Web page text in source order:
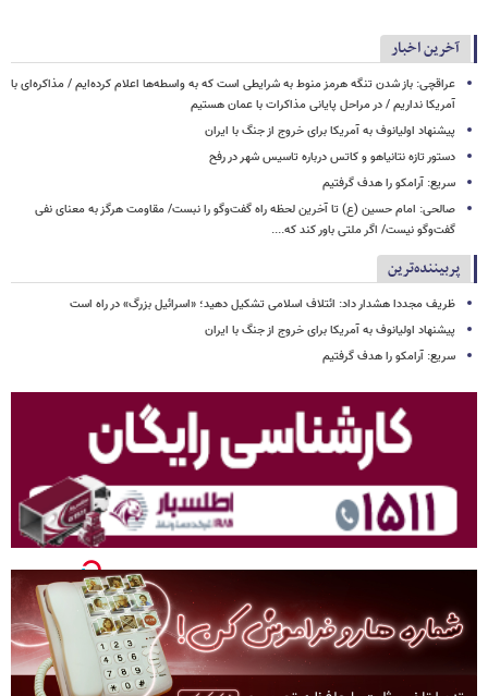
آخرین اخبار
عراقچی: باز شدن تنگه هرمز منوط به شرایطی است که به واسطه‌ها اعلام کرده‌ایم / مذاکره‌ای با
آمریکا نداریم / در مراحل پایانی مذاکرات با عمان هستیم
پیشنهاد اولیانوف به آمریکا برای خروج از جنگ با ایران
دستور تازه نتانیاهو و کاتس درباره تاسیس شهر در رفح
سریع: آرامکو را هدف گرفتیم
صالحی: امام حسین (ع) تا آخرین لحظه راه گفت‌وگو را نبست/ مقاومت هرگز به معنای نفی
گفت‌وگو نیست/ اگر ملتی باور کند که....
پربیننده‌ترین
ظریف مجددا هشدار داد: ائتلاف اسلامی تشکیل دهید؛ «اسرائیل بزرگ» در راه است
پیشنهاد اولیانوف به آمریکا برای خروج از جنگ با ایران
سریع: آرامکو را هدف گرفتیم